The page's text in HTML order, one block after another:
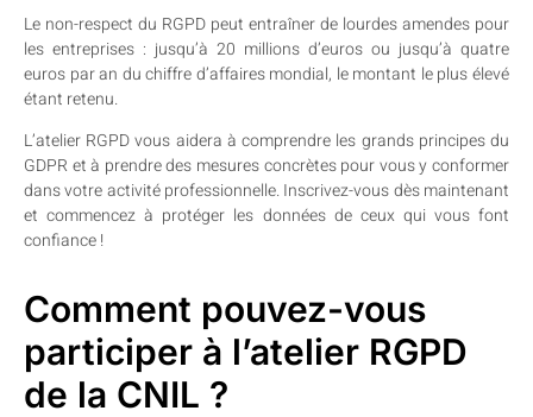
Le non-respect du RGPD peut entraîner de lourdes amendes pour
les entreprises : jusqu’à 20 millions d’euros ou jusqu’à quatre
euros par an du chiffre d’affaires mondial, le montant le plus élevé
étant retenu.
L’atelier RGPD vous aidera à comprendre les grands principes du
GDPR et à prendre des mesures concrètes pour vous y conformer
dans votre activité professionnelle. Inscrivez-vous dès maintenant
et commencez à protéger les données de ceux qui vous font
confiance !
Comment pouvez-vous
participer à l’atelier RGPD
de la CNIL ?